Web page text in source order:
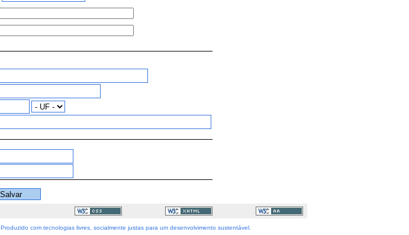
Produzido com tecnologias livres, socialmente justas para um desenvolvimento sustentável.